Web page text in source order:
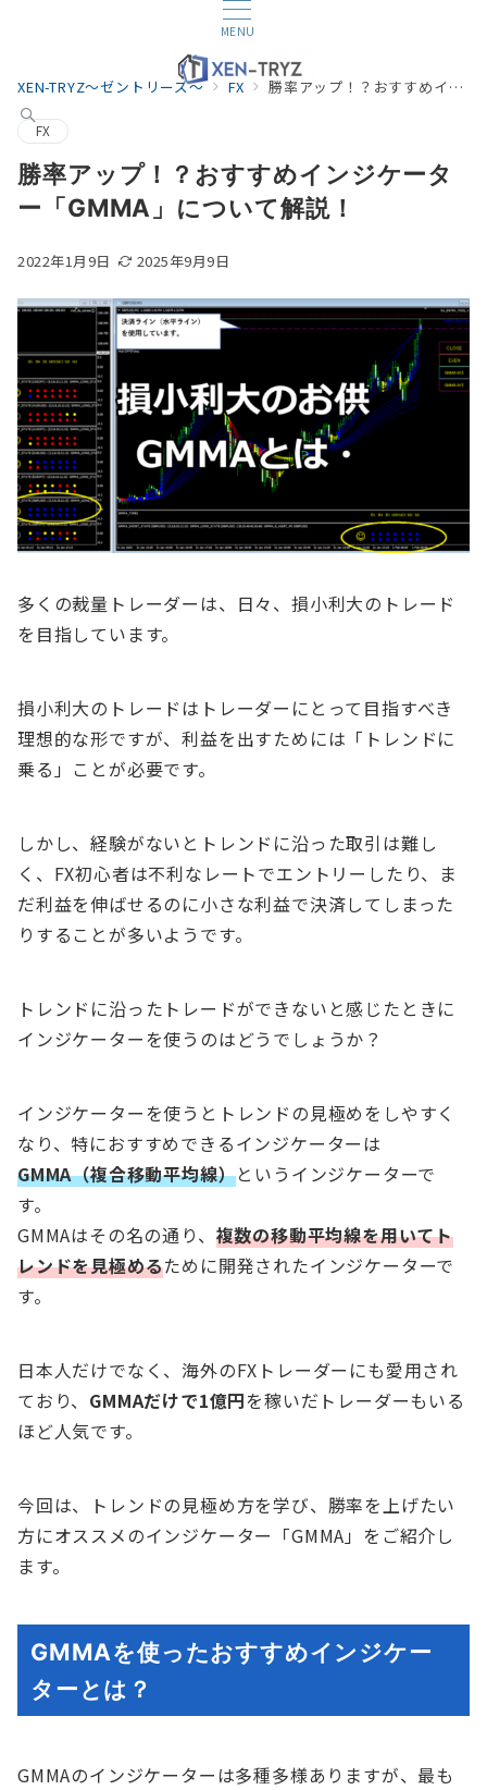
MENU
XEN-TRYZ～ゼントリーズ～ FX 勝率アップ！？おすすめインジケーター「GMMA」について解説！
FX
勝率アップ！？おすすめインジケータ
ー「GMMA」について解説！
2022年1月9日 2025年9月9日
多くの裁量トレーダーは、日々、損小利大のトレード
を目指しています。
損小利大のトレードはトレーダーにとって目指すべき
理想的な形ですが、利益を出すためには「トレンドに
乗る」ことが必要です。
しかし、経験がないとトレンドに沿った取引は難し
く、FX初心者は不利なレートでエントリーしたり、ま
だ利益を伸ばせるのに小さな利益で決済してしまった
りすることが多いようです。
トレンドに沿ったトレードができないと感じたときに
インジケーターを使うのはどうでしょうか？
インジケーターを使うとトレンドの見極めをしやすく
なり、特におすすめできるインジケーターは
GMMA（複合移動平均線）というインジケーターで
す。
GMMAはその名の通り、 複数の移動平均線を用いてト
レンドを見極めるために開発されたインジケーターで
す。
日本人だけでなく、海外のFXトレーダーにも愛用され
ており、 GMMAだけで1億円を稼いだトレーダーもいる
ほど人気です。
今回は、トレンドの見極め方を学び、勝率を上げたい
方にオススメのインジケーター「GMMA」をご紹介し
ます。
GMMAを使ったおすすめインジケー
ターとは？
GMMAのインジケーターは多種多様ありますが、最も